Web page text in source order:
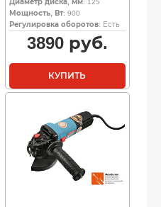
Диаметр диска, мм: 125
Мощность, Вт: 900
Регулировка оборотов: Есть
3890руб.
КУПИТЬ